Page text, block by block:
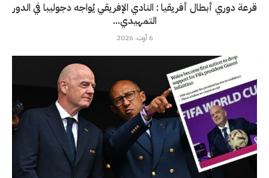
قرعة دوري أبطال أفريقيا : النادي الإفريقي يُواجه دجوليبا في الدور
التمهيدي...
6 أوت، 2026